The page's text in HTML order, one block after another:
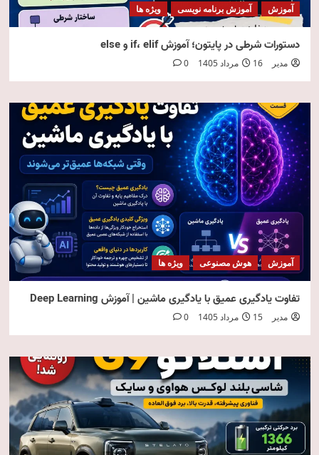
آموزش آموزش برنامه نویسی ویژه ها
دستورات شرطی در پایتون؛ آموزش if، elif و else
مدیر 16 مرداد 1405 0
آموزش هوش مصنوعی ویژه ها
تفاوت یادگیری عمیق با یادگیری ماشین | آموزش Deep Learning
مدیر 15 مرداد 1405 0